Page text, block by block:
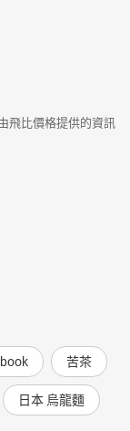
飛比價格提供的資訊
苦茶
日本 烏龍麵